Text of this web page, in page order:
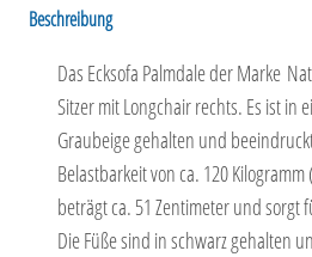
Beschreibung
Das Ecksofa Palmdale der Marke
Sitzer mit Longchair rechts. Es ist in
Graubeige gehalten und
Belastbarkeit von ca. 120
beträgt ca. 51 Zentimeter und sorgt
Die Füße sind in schwarz gehalten